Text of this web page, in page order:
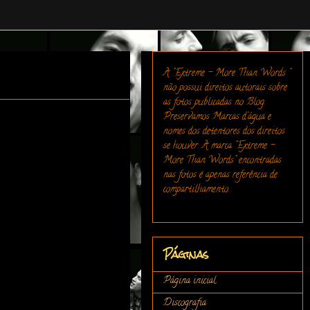
A "Extreme - More Than Words "
não possui direitos autorais sobre
as fotos publicadas no Blog.
Preservamos Marcas d'água e
nomes dos detentores dos direitos
se houver. A marca "Extreme -
More Than Words" encontradas
nas fotos é apenas referência de
compartilhamento.
Páginas
Página inicial
Discografia